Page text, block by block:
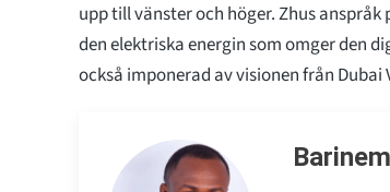
upp till vänster och höger. Zhus
den elektriska energin som omger den
också imponerad av visionen från